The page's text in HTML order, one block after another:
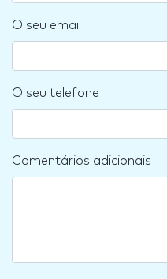
O seu email
O seu telefone
Comentários adicionais